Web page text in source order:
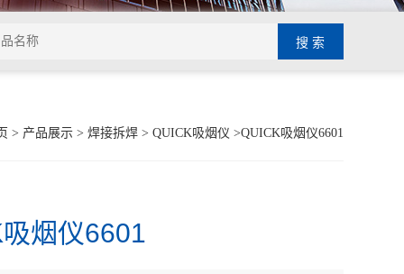
> 产品展示> 焊接拆焊> QUICK吸烟仪 >QUICK吸烟仪6601
烟仪6601